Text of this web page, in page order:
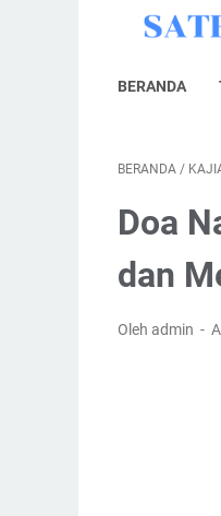
BERANDA
BERANDA /
Doa
dan
Oleh admin